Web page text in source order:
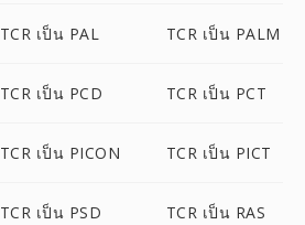
TCR เป็น PAL TCR เป็น PALM
TCR เป็น PCD TCR เป็น PCT
TCR เป็น PICON TCR เป็น PICT
TCR เป็น PSD TCR เป็น RAS